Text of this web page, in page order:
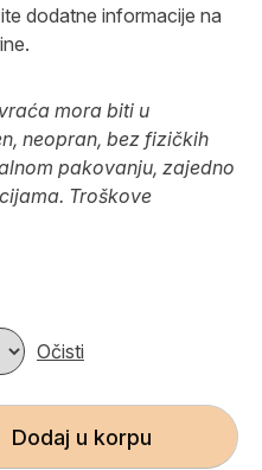
dodatne informacije na
mora biti u
neopran, bez fizičkih
pakovanju, zajedno
Troškove
Očisti
Dodaj u korpu